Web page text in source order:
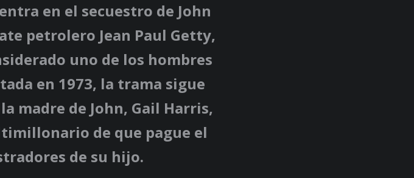
en el secuestro de John
petrolero Jean Paul Getty,
uno de los hombres
en 1973, la trama sigue
madre de John, Gail Harris,
de que pague el
de su hijo.